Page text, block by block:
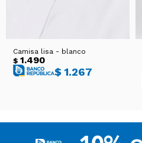
Camisa lisa - blanco
$ 1.490
$ 1.267